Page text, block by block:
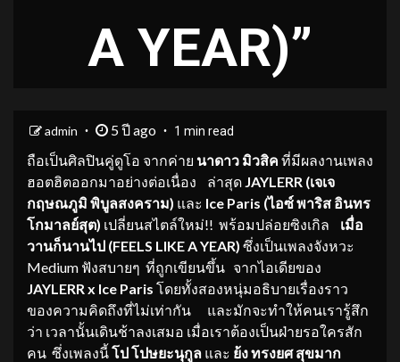
A YEAR)”
admin 5 ปี ago 1 min read
ถือเป็นศิลปินคู่ดูโอ จากค่าย นาดาว มิวสิค ที่มีผลงานเพลง
ฮอตฮิตออกมาอย่างต่อเนื่อง ล่าสุด JAYLERR (เจเจ
กฤษณภูมิ พิบูลสงคราม) และ Ice Paris (ไอซ์ พาริส อินทร
โกมาลย์สุต) เปลี่ยนสไตล์ใหม่!! พร้อมปล่อยซิงเกิล เมื่อ
วานก็นานไป (FEELS LIKE A YEAR) ซึ่งเป็นเพลงจังหวะ
Medium ฟังสบายๆ ที่ถูกเขียนขึ้น จากไอเดียของ
JAYLERR x Ice Paris โดยทั้งสองหนุ่มอธิบายเรื่องราว
ของความคิดถึงที่ไม่เท่ากัน และมักจะทำให้คนเรารู้สึก
ว่า เวลานั้นเดินช้าลงเสมอ เมื่อเราต้องเป็นฝ่ายรอใครสัก
คน ซึ่งเพลงนี้โป โปษยะนุกูล และ ย้งทรงยศ สุขมาก